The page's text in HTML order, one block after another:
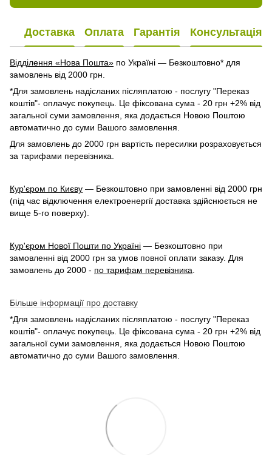
Доставка Оплата Гарантія Консультація
Відділення «Нова Пошта» по Україні — Безкоштовно* для
замовлень від 2000 грн.
*Для замовлень надісланих післяплатою - послугу "Переказ
коштів"- оплачує покупець. Це фіксована сума - 20 грн +2% від
загальної суми замовлення, яка додається Новою Поштою
автоматично до суми Вашого замовлення.
Для замовлень до 2000 грн вартість пересилки розраховується
за тарифами перевізника.
Кур'єром по Києву — Безкоштовно при замовленні від 2000 грн
(під час відключення електроенергії доставка здійснюється не
вище 5-го поверху).
Кур'єром Нової Пошти по Україні — Безкоштовно при
замовленні від 2000 грн за умов повної оплати заказу. Для
замовлень до 2000 - по тарифам перевізника.
Більше інформації про доставку
*Для замовлень надісланих післяплатою - послугу "Переказ
коштів"- оплачує покупець. Це фіксована сума - 20 грн +2% від
загальної суми замовлення, яка додається Новою Поштою
автоматично до суми Вашого замовлення.